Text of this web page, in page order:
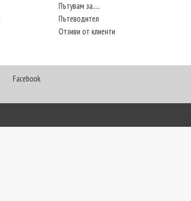
Пътувам за.....
Пътеводител
Отзиви от клиенти
Facebook